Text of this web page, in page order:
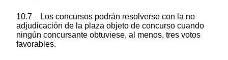
10.7 Los concursos podrán resolverse con la no
adjudicación de la plaza objeto de concurso cuando
ningún concursante obtuviese, al menos, tres votos
favorables.